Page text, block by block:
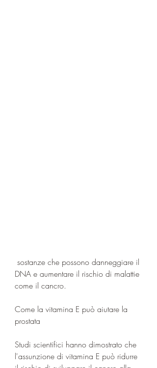
DNA e aumentare il rischio di malattie
come il cancro.
Come la vitamina E può aiutare la
prostata
Studi scientifici hanno dimostrato che
l'assunzione di vitamina E può ridurre